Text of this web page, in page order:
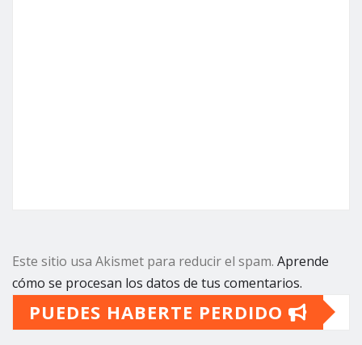
Este sitio usa Akismet para reducir el spam. Aprende
cómo se procesan los datos de tus comentarios.
PUEDES HABERTE PERDIDO